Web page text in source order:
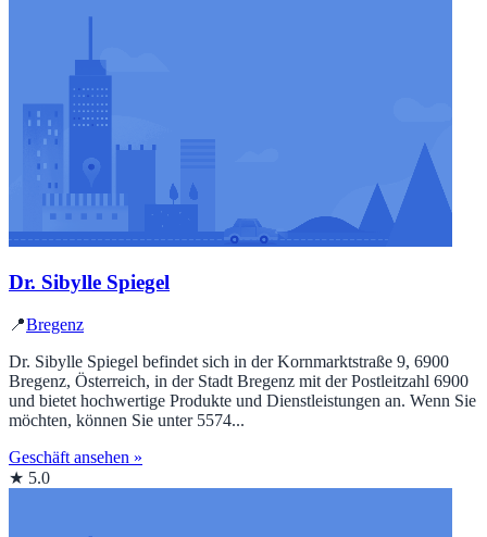
Dr. Sibylle Spiegel
📍Bregenz
Dr. Sibylle Spiegel befindet sich in der Kornmarktstraße 9, 6900
Bregenz, Österreich, in der Stadt Bregenz mit der Postleitzahl 6900
und bietet hochwertige Produkte und Dienstleistungen an. Wenn Sie
möchten, können Sie unter 5574...
Geschäft ansehen »
★ 5.0